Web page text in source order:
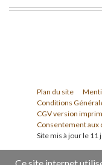
Plan du site
Conditions
CGV version
Consentement aux
Site mis à jour le 11